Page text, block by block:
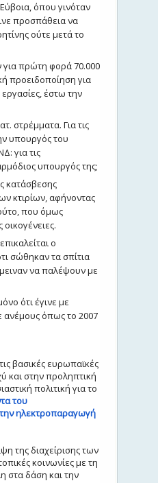
όπου γινόταν
προσπάθεια να
ούτε μετά το
για πρώτη φορά 70.000
προειδοποίηση για
έστω την
στρέμματα. Για τις
υπουργός του
για τις
υπουργός της;
κατάσβεσης
κτιρίων, αφήνοντας
που όμως
ο
σώθηκαν τα σπίτια
να παλέψουν με
ότι έγινε με
ανέμους όπως το 2007
βασικές ευρωπαϊκές
και στην προληπτική
πολιτική για το
του
ηλεκτροπαραγωγή
της διαχείρισης των
κοινωνίες με τη
στα δάση και την